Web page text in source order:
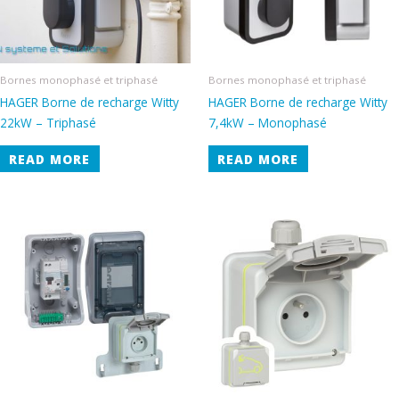
Bornes monophasé et triphasé
HAGER Borne de recharge Witty
22kW – Triphasé
READ MORE
Bornes monophasé et triphasé
HAGER Borne de recharge Witty
7,4kW – Monophasé
READ MORE